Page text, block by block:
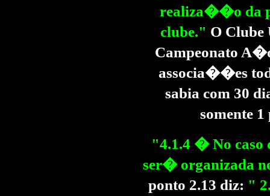
realiza��o da
clube." O
Campeonato
associa��es
sabia com 30
somente
"4.1.4 � No caso
ser� organizada
ponto 2.13 diz: "